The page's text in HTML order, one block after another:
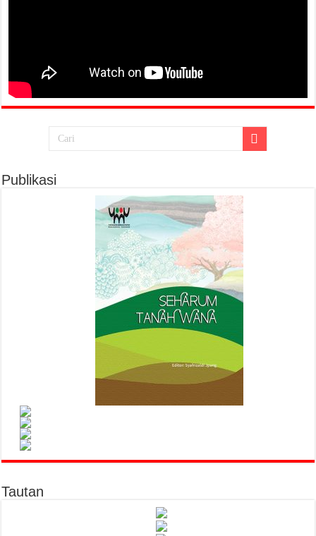
Publikasi
Tautan